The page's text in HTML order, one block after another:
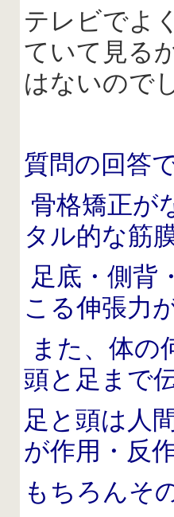
テレビでよ
ていて見る
はないので
質問の回答で
骨格矯正が
タル的な筋
足底・側背
こる伸張力
また、体の
頭と足まで
足と頭は人
が作用・反
もちろんそ